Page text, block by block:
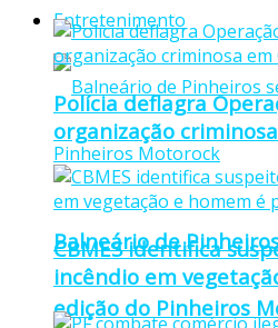
Entretenimento
Balneário de
edição do Pinheiros
Polícia deflagra
organização
CBMES identifica
incêndio em